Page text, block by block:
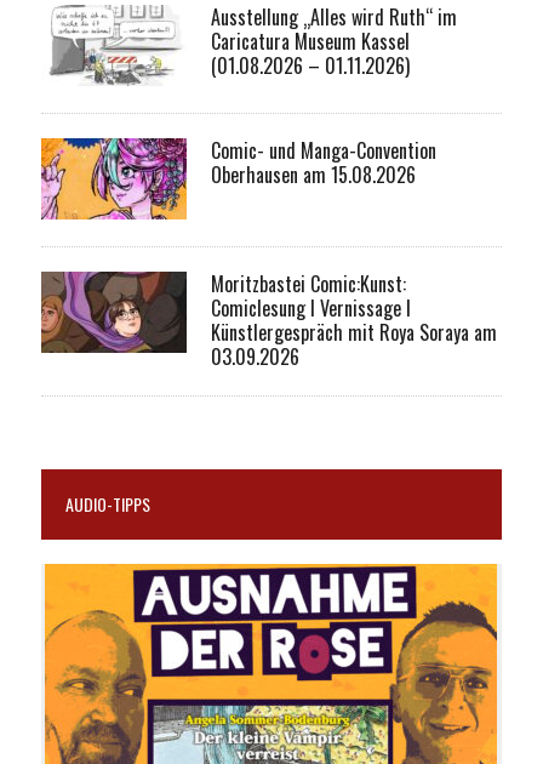
Ausstellung „Alles wird Ruth“ im
Caricatura Museum Kassel
(01.08.2026 – 01.11.2026)
Comic- und Manga-Convention
Oberhausen am 15.08.2026
Moritzbastei Comic:Kunst:
Comiclesung I Vernissage I
Künstlergespräch mit Roya Soraya am
03.09.2026
AUDIO-TIPPS